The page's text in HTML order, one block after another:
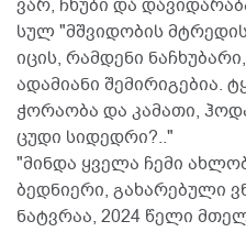
ვარ, ჩხუბი და
სულ "მშვიდობის
იცის, რამდენი
ადამიანი შემირიგებია.
ჭორაობა და კამათი,
ცუდი სიდედრი?.."
"მინდა ყველა ჩემი
ბედნიერი, გახარებული
ნატვრაა, 2024 წელი